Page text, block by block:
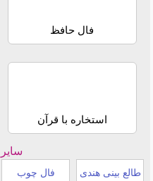
فال حافظ
استخاره با قرآن
طالع بینی هندی فال چوب